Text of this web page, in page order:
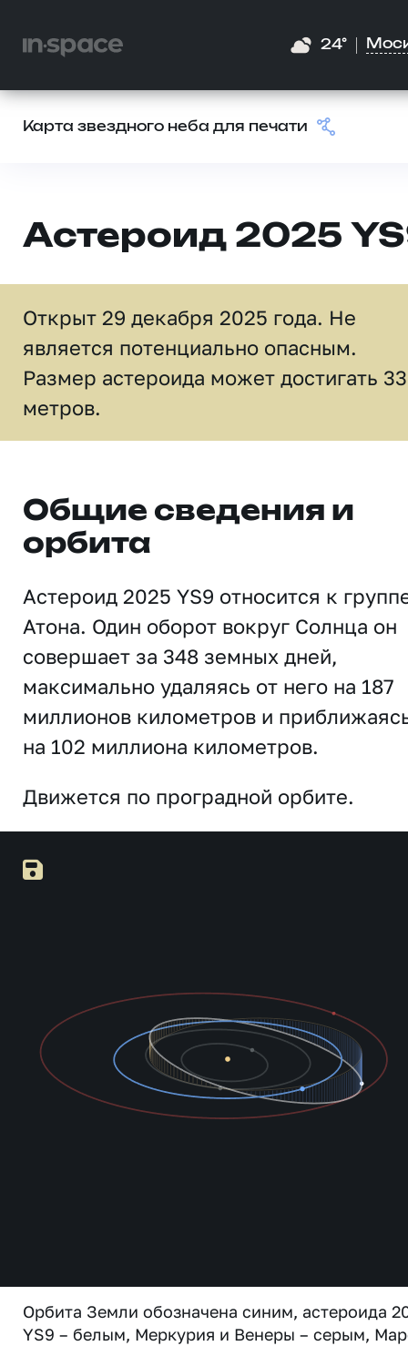
24°
Карта звездного неба для печати
Астероид 2025
Открыт 29 декабря 2025 года. Не
является потенциально опасным.
Размер астероида может достигать 33
метров.
Общие сведения и
орбита
Астероид 2025 YS9 относится к
Атона. Один оборот вокруг Солнца он
совершает за 348 земных дней,
максимально удаляясь от него на 187
миллионов километров и
на 102 миллиона километров.
Движется по проградной орбите.
Орбита Земли обозначена синим, астероида
YS9 – белым, Меркурия и Венеры – серым,